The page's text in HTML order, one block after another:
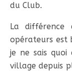
du Club.
La
opérateurs est
je ne sais quoi
village depuis